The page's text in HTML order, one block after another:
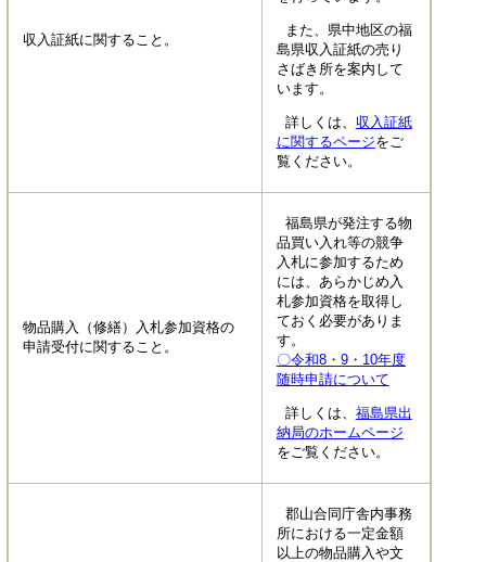
収入証紙に関すること。
また、県中地区の福
島県収入証紙の売り
さばき所を案内して
います。
詳しくは、 収入証紙
に関するページをご
覧ください。
物品購入（修繕）入札参加資格の
申請受付に関すること。
福島県が発注する物
品買い入れ等の競争
入札に参加するため
には、あらかじめ入
札参加資格を取得し
ておく必要がありま
す。
〇令和8・9・10年度
随時申請について
詳しくは、 福島県出
納局のホームページ
をご覧ください。
郡山合同庁舎内事務
所における一定金額
以上の物品購入や文